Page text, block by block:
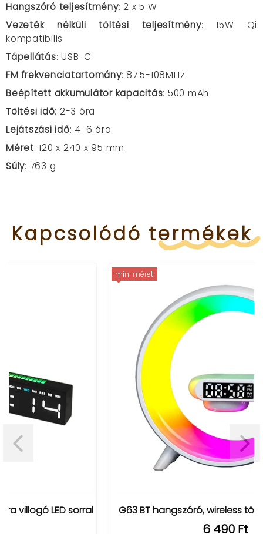
Hangszóró teljesítmény: 2 x 5 W
Vezeték nélküli töltési teljesítmény: 15W Qi
kompatibilis
Tápellátás: USB-C
FM frekvenciatartomány: 87.5-108MHz
Beépített akkumulátor kapacitás: 500 mAh
Töltési idő: 2-3 óra
Lejátszási idő: 4-6 óra
Méret: 120 x 240 x 95 mm
Súly: 763 g
Kapcsolódó termékek
G63 BT hangszóró, wireless töltő és RGB lámpa